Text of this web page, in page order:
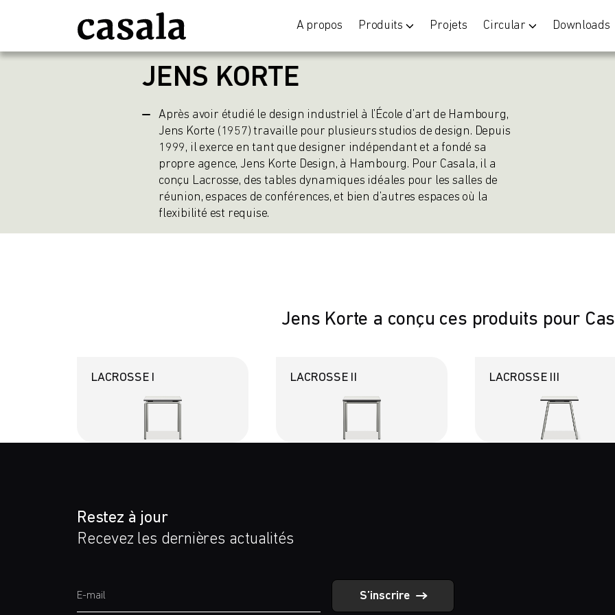
A propos Produits Projets Circular Downloads
JENS KORTE
Après avoir étudié le design industriel à l’École d’art de Hambourg,
Jens Korte (1957) travaille pour plusieurs studios de design. Depuis
1999, il exerce en tant que designer indépendant et a fondé sa
propre agence, Jens Korte Design, à Hambourg. Pour Casala, il a
conçu Lacrosse, des tables dynamiques idéales pour les salles de
réunion, espaces de conférences, et bien d’autres espaces où la
flexibilité est requise.
Jens Korte a conçu ces produits pour
LACROSSE I LACROSSE II LACROSSE III
Restez à jour
Recevez les dernières actualités
S’inscrire